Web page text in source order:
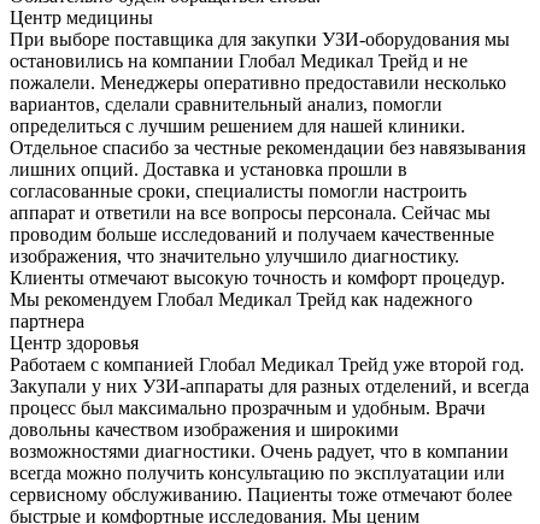
Центр медицины
При выборе поставщика для закупки УЗИ-оборудования мы
остановились на компании Глобал Медикал Трейд и не
пожалели. Менеджеры оперативно предоставили несколько
вариантов, сделали сравнительный анализ, помогли
определиться с лучшим решением для нашей клиники.
Отдельное спасибо за честные рекомендации без навязывания
лишних опций. Доставка и установка прошли в
согласованные сроки, специалисты помогли настроить
аппарат и ответили на все вопросы персонала. Сейчас мы
проводим больше исследований и получаем качественные
изображения, что значительно улучшило диагностику.
Клиенты отмечают высокую точность и комфорт процедур.
Мы рекомендуем Глобал Медикал Трейд как надежного
партнера
Центр здоровья
Работаем с компанией Глобал Медикал Трейд уже второй год.
Закупали у них УЗИ-аппараты для разных отделений, и всегда
процесс был максимально прозрачным и удобным. Врачи
довольны качеством изображения и широкими
возможностями диагностики. Очень радует, что в компании
всегда можно получить консультацию по эксплуатации или
сервисному обслуживанию. Пациенты тоже отмечают более
быстрые и комфортные исследования. Мы ценим